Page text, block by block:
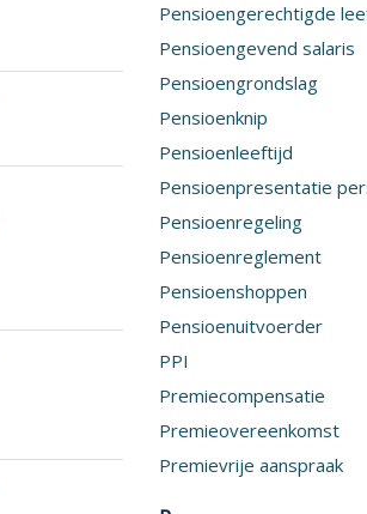
Pensioengerechtigde
Pensioengevend salaris
Pensioengrondslag
Pensioenknip
Pensioenleeftijd
Pensioenpresentatie
Pensioenregeling
Pensioenreglement
Pensioenshoppen
Pensioenuitvoerder
PPI
Premiecompensatie
Premieovereenkomst
Premievrije aanspraak